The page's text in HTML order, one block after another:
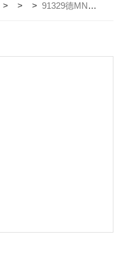
> > >91329德MN硫酸盐测试条